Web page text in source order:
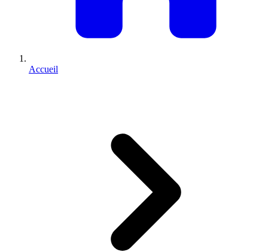
Accueil